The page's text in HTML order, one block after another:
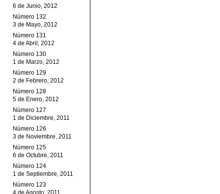
6 de Junio, 2012
Número 132
3 de Mayo, 2012
Número 131
4 de Abril, 2012
Número 130
1 de Marzo, 2012
Número 129
2 de Febrero, 2012
Número 128
5 de Enero, 2012
Número 127
1 de Diciembre, 2011
Número 126
3 de Noviembre, 2011
Número 125
6 de Octubre, 2011
Número 124
1 de Septiembre, 2011
Número 123
4 de Agosto, 2011